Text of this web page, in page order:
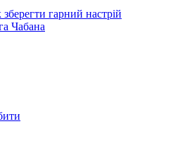
гарний настрій
Чабана